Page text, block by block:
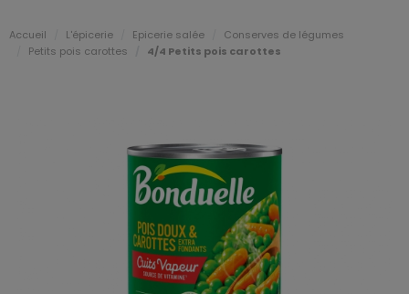
Accueil L'épicerie Epicerie salée
Conserves de légumes
Petits pois carottes
4/4 Petits pois carottes